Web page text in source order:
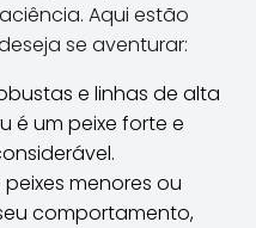
Aqui estão
se aventurar:
e linhas de alta
é um peixe forte e
menores ou
comportamento,